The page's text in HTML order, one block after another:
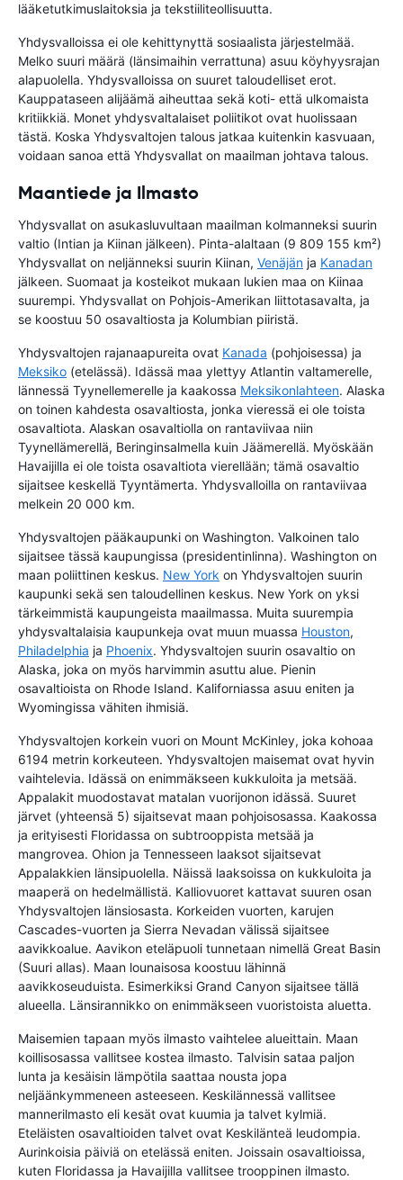
lääketutkimuslaitoksia ja tekstiiliteollisuutta.
Yhdysvalloissa ei ole kehittynyttä sosiaalista järjestelmää.
Melko suuri määrä (länsimaihin verrattuna) asuu köyhyysrajan
alapuolella. Yhdysvalloissa on suuret taloudelliset erot.
Kauppataseen alijäämä aiheuttaa sekä koti- että ulkomaista
kritiikkiä. Monet yhdysvaltalaiset poliitikot ovat huolissaan
tästä. Koska Yhdysvaltojen talous jatkaa kuitenkin kasvuaan,
voidaan sanoa että Yhdysvallat on maailman johtava talous.
Maantiede ja Ilmasto
Yhdysvallat on asukasluvultaan maailman kolmanneksi suurin
valtio (Intian ja Kiinan jälkeen). Pinta-alaltaan (9 809 155 km²)
Yhdysvallat on neljänneksi suurin Kiinan, Venäjän ja Kanadan
jälkeen. Suomaat ja kosteikot mukaan lukien maa on Kiinaa
suurempi. Yhdysvallat on Pohjois-Amerikan liittotasavalta, ja
se koostuu 50 osavaltiosta ja Kolumbian piiristä.
Yhdysvaltojen rajanaapureita ovat Kanada (pohjoisessa) ja
Meksiko (etelässä). Idässä maa ylettyy Atlantin valtamerelle,
lännessä Tyynellemerelle ja kaakossa Meksikonlahteen. Alaska
on toinen kahdesta osavaltiosta, jonka vieressä ei ole toista
osavaltiota. Alaskan osavaltiolla on rantaviivaa niin
Tyynellämerellä, Beringinsalmella kuin Jäämerellä. Myöskään
Havaijilla ei ole toista osavaltiota vierellään; tämä osavaltio
sijaitsee keskellä Tyyntämerta. Yhdysvalloilla on rantaviivaa
melkein 20 000 km.
Yhdysvaltojen pääkaupunki on Washington. Valkoinen talo
sijaitsee tässä kaupungissa (presidentinlinna). Washington on
maan poliittinen keskus. New York on Yhdysvaltojen suurin
kaupunki sekä sen taloudellinen keskus. New York on yksi
tärkeimmistä kaupungeista maailmassa. Muita suurempia
yhdysvaltalaisia kaupunkeja ovat muun muassa Houston,
Philadelphia ja Phoenix. Yhdysvaltojen suurin osavaltio on
Alaska, joka on myös harvimmin asuttu alue. Pienin
osavaltioista on Rhode Island. Kaliforniassa asuu eniten ja
Wyomingissa vähiten ihmisiä.
Yhdysvaltojen korkein vuori on Mount McKinley, joka kohoaa
6194 metrin korkeuteen. Yhdysvaltojen maisemat ovat hyvin
vaihtelevia. Idässä on enimmäkseen kukkuloita ja metsää.
Appalakit muodostavat matalan vuorijonon idässä. Suuret
järvet (yhteensä 5) sijaitsevat maan pohjoisosassa. Kaakossa
ja erityisesti Floridassa on subtrooppista metsää ja
mangrovea. Ohion ja Tennesseen laaksot sijaitsevat
Appalakkien länsipuolella. Näissä laaksoissa on kukkuloita ja
maaperä on hedelmällistä. Kalliovuoret kattavat suuren osan
Yhdysvaltojen länsiosasta. Korkeiden vuorten, karujen
Cascades-vuorten ja Sierra Nevadan välissä sijaitsee
aavikkoalue. Aavikon eteläpuoli tunnetaan nimellä Great Basin
(Suuri allas). Maan lounaisosa koostuu lähinnä
aavikkoseuduista. Esimerkiksi Grand Canyon sijaitsee tällä
alueella. Länsirannikko on enimmäkseen vuoristoista aluetta.
Maisemien tapaan myös ilmasto vaihtelee alueittain. Maan
koillisosassa vallitsee kostea ilmasto. Talvisin sataa paljon
lunta ja kesäisin lämpötila saattaa nousta jopa
neljäänkymmeneen asteeseen. Keskilännessä vallitsee
mannerilmasto eli kesät ovat kuumia ja talvet kylmiä.
Eteläisten osavaltioiden talvet ovat Keskilänteä leudompia.
Aurinkoisia päiviä on etelässä eniten. Joissain osavaltioissa,
kuten Floridassa ja Havaijilla vallitsee trooppinen ilmasto.